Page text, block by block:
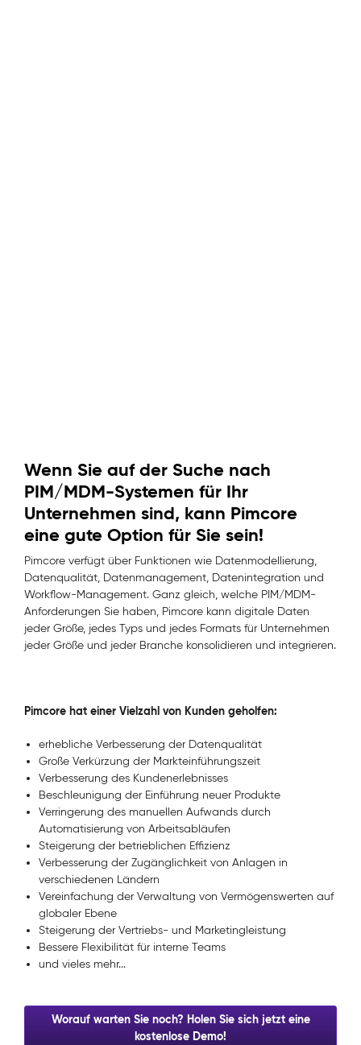
Wenn Sie auf der Suche nach
PIM/MDM-Systemen für Ihr
Unternehmen sind, kann Pimcore
eine gute Option für Sie sein!
Pimcore verfügt über Funktionen wie Datenmodellierung,
Datenqualität, Datenmanagement, Datenintegration und
Workflow-Management. Ganz gleich, welche PIM/MDM-
Anforderungen Sie haben, Pimcore kann digitale Daten
jeder Größe, jedes Typs und jedes Formats für Unternehmen
jeder Größe und jeder Branche konsolidieren und integrieren.
Pimcore hat einer Vielzahl von Kunden geholfen:
erhebliche Verbesserung der Datenqualität
Große Verkürzung der Markteinführungszeit
Verbesserung des Kundenerlebnisses
Beschleunigung der Einführung neuer Produkte
Verringerung des manuellen Aufwands durch
Automatisierung von Arbeitsabläufen
Steigerung der betrieblichen Effizienz
Verbesserung der Zugänglichkeit von Anlagen in
verschiedenen Ländern
Vereinfachung der Verwaltung von Vermögenswerten auf
globaler Ebene
Steigerung der Vertriebs- und Marketingleistung
Bessere Flexibilität für interne Teams
und vieles mehr...
Worauf warten Sie noch? Holen Sie sich jetzt eine
kostenlose Demo!